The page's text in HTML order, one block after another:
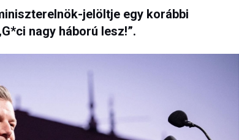
jelöltje egy korábbi
nagy háború lesz!”.